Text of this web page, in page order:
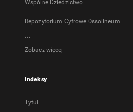
Wspólne Dziedzictwo
Repozytorium Cyfrowe Ossolineum
...
Zobacz więcej
Indeksy
Tytuł